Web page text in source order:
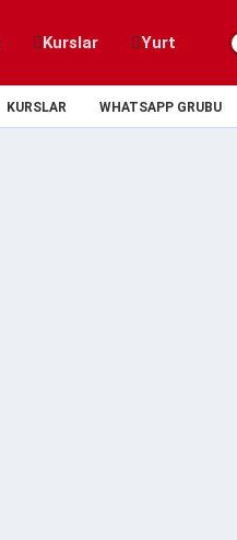
Kurslar Yurt
KURSLAR WHATSAPP GRUBU